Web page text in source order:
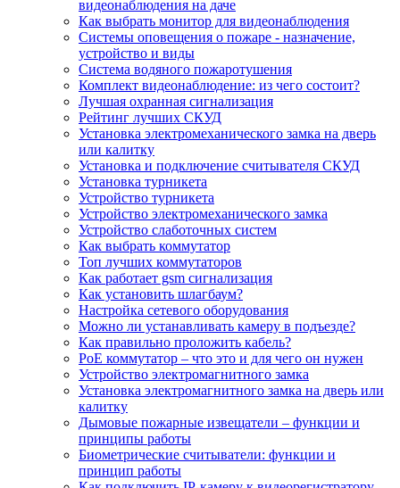
видеонаблюдения на даче
Как выбрать монитор для видеонаблюдения
Системы оповещения о пожаре - назначение,
устройство и виды
Система водяного пожаротушения
Комплект видеонаблюдение: из чего состоит?
Лучшая охранная сигнализация
Рейтинг лучших СКУД
Установка электромеханического замка на дверь
или калитку
Установка и подключение считывателя СКУД
Установка турникета
Устройство турникета
Устройство электромеханического замка
Устройство слаботочных систем
Как выбрать коммутатор
Топ лучших коммутаторов
Как работает gsm сигнализация
Как установить шлагбаум?
Настройка сетевого оборудования
Можно ли устанавливать камеру в подъезде?
Как правильно проложить кабель?
PoE коммутатор – что это и для чего он нужен
Устройство электромагнитного замка
Установка электромагнитного замка на дверь или
калитку
Дымовые пожарные извещатели – функции и
принципы работы
Биометрические считыватели: функции и
принцип работы